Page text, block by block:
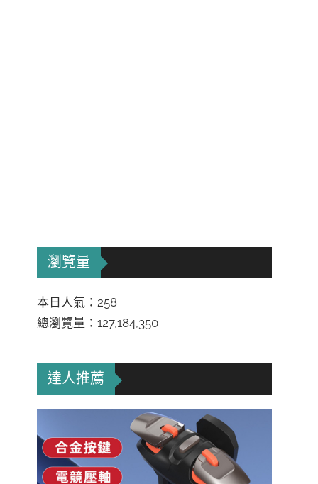
瀏覽量
本日人氣：258
總瀏覽量：127,184,350
達人推薦